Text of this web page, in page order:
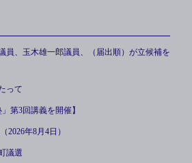
員、玉木雄一郎議員、（届出順）が立候補を
って
第3回講義を開催】
2026年8月4日）
議選